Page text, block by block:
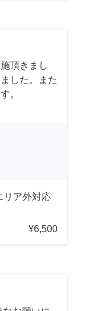
頂きまし
した。また
。
リア外対応
¥6,500